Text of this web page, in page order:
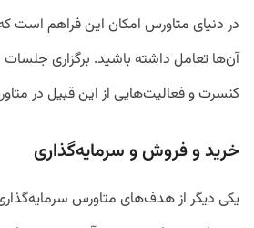
در دنیای متاورس امکان این فراهم است که
آن‌ها تعامل داشته باشید. برگزاری
کنسرت و فعالیت‌هایی از این قبیل در
خرید و فروش و سرمایه‌گذاری
یکی دیگر از هدف‌های متاورس